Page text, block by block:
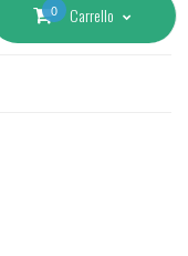
0 Carrello